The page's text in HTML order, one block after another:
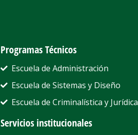
Programas Técnicos
Escuela de Administración
Escuela de Sistemas y Diseño
Escuela de Criminalística y Jurídica
Servicios institucionales